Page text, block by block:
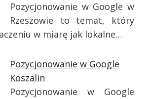
Pozycjonowanie w Google w
Rzeszowie to temat, który
w miarę jak lokalne…
Pozycjonowanie w Google
Koszalin
Pozycjonowanie w Google